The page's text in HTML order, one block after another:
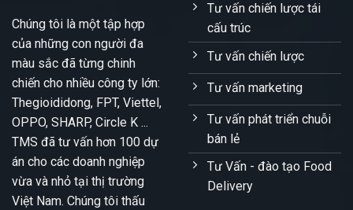
Chúng tôi là một tập hợp
của những con người đa
màu sắc đã từng chinh
chiến cho nhiều công ty lớn:
Thegioididong, FPT, Viettel,
OPPO, SHARP, Circle K ...
TMS đã tư vấn hơn 100 dự
án cho các doanh nghiệp
vừa và nhỏ tại thị trường
Việt Nam. Chúng tôi thấu
Tư vấn chiến lược tái
cấu trúc
Tư vấn chiến lược
Tư vấn marketing
Tư vấn phát triển chuỗi
bán lẻ
Tư Vấn - đào tạo Food
Delivery